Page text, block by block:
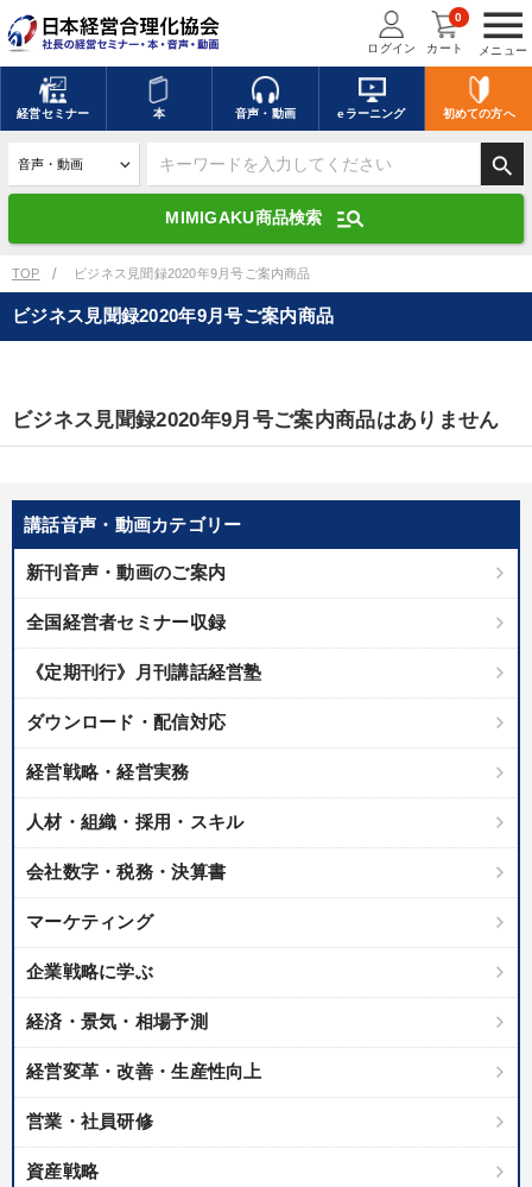
menu
メニュー
ログイン カート
0
経営セミナー 本 音声・動画 eラーニング 初めての方へ
search
MIMIGAKU商品検索 manage_search
キーワードを入力して探す
デジタル版対応のみ検索結果に表示する
search 上記の条件で検索
ます
若手異才経営者の発想 専門家のアドバイス
リーダーの器量を学ぶ
テーマ
音声と動画で学ぶ
タル版（音声／動画ストリーミング・ダウンロード）
経営戦略・経営実務 マーケティング
売上直結の営業力や販売力を獲得する 企業戦略に学ぶ
業種
IT・サービス・金融業 コンサルタント 専門家
TOP ビジネス見聞録2020年9月号ご案内商品
講話音声・動画カテゴリー
新刊音声・動画のご案内
全国経営者セミナー収録
《定期刊行》月刊講話経営塾
ダウンロード・配信対応
経営戦略・経営実務
人材・組織・採用・スキル
会社数字・税務・決算書
マーケティング
企業戦略に学ぶ
経済・景気・相場予測
経営変革・改善・生産性向上
営業・社員研修
資産戦略
ビジネス見聞録2020年9月号ご案内商品
ビジネス見聞録2020年9月号ご案内商品はありません